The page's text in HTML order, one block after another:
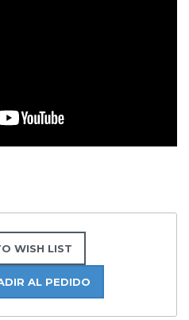
WISH LIST
AL PEDIDO